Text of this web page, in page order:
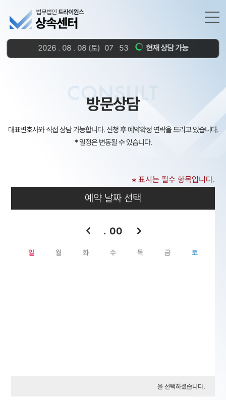
2026 . 08 . 08 (토) 07 53 현재 상담 가능
CONSULT
방문상담
대표변호사와 직접 상담 가능합니다. 신청 후 예약확정 연락을 드리고 있습니다.
* 일정은 변동될 수 있습니다.
* 표시는 필수 항목입니다.
예약 날짜 선택
. 00
일 월 화 수 목 금 토
을 선택하셨습니다.